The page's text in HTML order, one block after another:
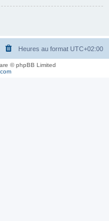
Heures au format UTC+02:00
© phpBB Limited